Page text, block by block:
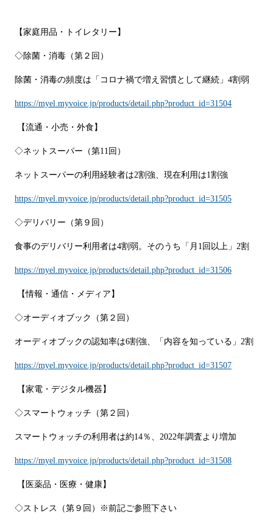
【家庭用品・トイレタリー】
◇除菌・消毒（第２回）
除菌・消毒の頻度は「コロナ禍で増え習慣として継続」4割弱
https://myel.myvoice.jp/products/detail.php?product_id=31504
【流通・小売・外食】
◇ネットスーパー（第11回）
ネットスーパーの利用経験者は2割強、現在利用は1割強
https://myel.myvoice.jp/products/detail.php?product_id=31505
◇デリバリー（第９回）
食事のデリバリー利用者は4割弱。そのうち「月1回以上」2割
https://myel.myvoice.jp/products/detail.php?product_id=31506
【情報・通信・メディア】
◇オーディオブック（第２回）
オーディオブックの認知率は6割強、「内容を知っている」2割
https://myel.myvoice.jp/products/detail.php?product_id=31507
【家電・デジタル機器】
◇スマートウォッチ（第２回）
スマートウォッチの利用者は約14％、2022年調査より増加
https://myel.myvoice.jp/products/detail.php?product_id=31508
【医薬品・医療・健康】
◇ストレス（第９回）※前記ご参照下さい